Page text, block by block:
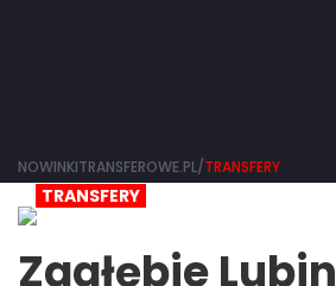
NOWINKITRANSFEROWE.PL/TRANSFERY
TRANSFERY
Zagłębie Lubin